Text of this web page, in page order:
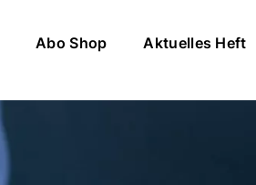
Abo Shop Aktuelles Heft